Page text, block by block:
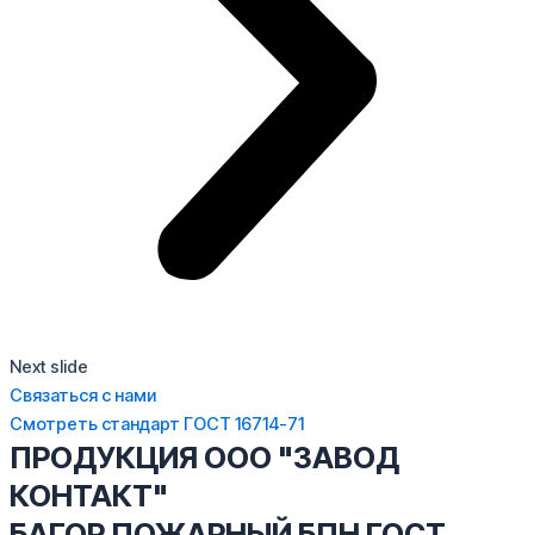
Next slide
Связаться с нами
Смотреть стандарт ГОСТ 16714-71
ПРОДУКЦИЯ ООО "ЗАВОД
КОНТАКТ"